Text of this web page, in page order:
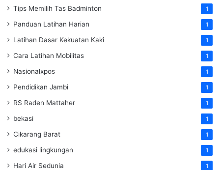
Tips Memilih Tas Badminton 1
Panduan Latihan Harian 1
Latihan Dasar Kekuatan Kaki 1
Cara Latihan Mobilitas 1
Nasionalxpos 1
Pendidikan Jambi 1
RS Raden Mattaher 1
bekasi 1
Cikarang Barat 1
edukasi lingkungan 1
Hari Air Sedunia 1